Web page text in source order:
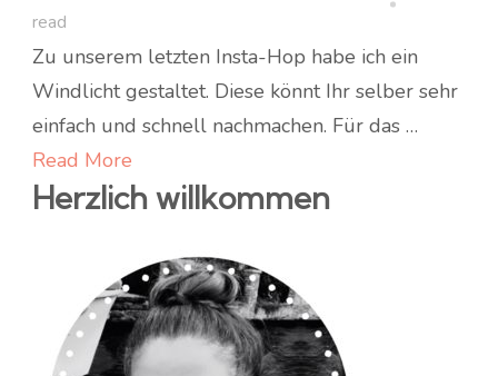
read
Zu unserem letzten Insta-Hop habe ich ein
Windlicht gestaltet. Diese könnt Ihr selber sehr
einfach und schnell nachmachen. Für das …
Read More
Herzlich willkommen